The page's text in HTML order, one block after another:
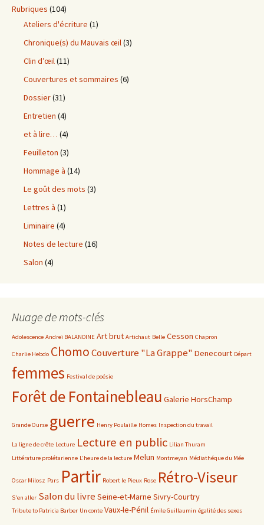
Rubriques (104)
Ateliers d'écriture (1)
Chronique(s) du Mauvais œil(3)
Clin d’œil(11)
Couvertures et sommaires (6)
Dossier(31)
Entretien (4)
et à lire… (4)
Feuilleton (3)
Hommage à (14)
Le goût des mots (3)
Lettres à (1)
Liminaire (4)
Notes de lecture (16)
Salon (4)
Nuage de mots-clés
Adolescence Andreï BALANDINE Art brut Artichaut Belle Cesson Chapron
Charlie Hebdo ChomoCouverture "La Grappe" Denecourt Départ
femmes Festival de poésie
Forêt de Fontainebleau Galerie HorsChamp
Grande Ourse guerre Henry Poulaille Homes Inspection du travail
La ligne de crête Lecture Lecture en public Lilian Thuram
Littérature prolétarienne L’heure de la lecture Melun Montmeyan Médiathéque du Mée
Oscar Milosz Pars Partir Robert le Pieux Rose Rétro-Viseur
S'en aller Salon du livre Seine-et-Marne Sivry-Courtry
Tribute to Patricia Barber Un conte Vaux-le-Pénil Émile Guillaumin égalité des sexes